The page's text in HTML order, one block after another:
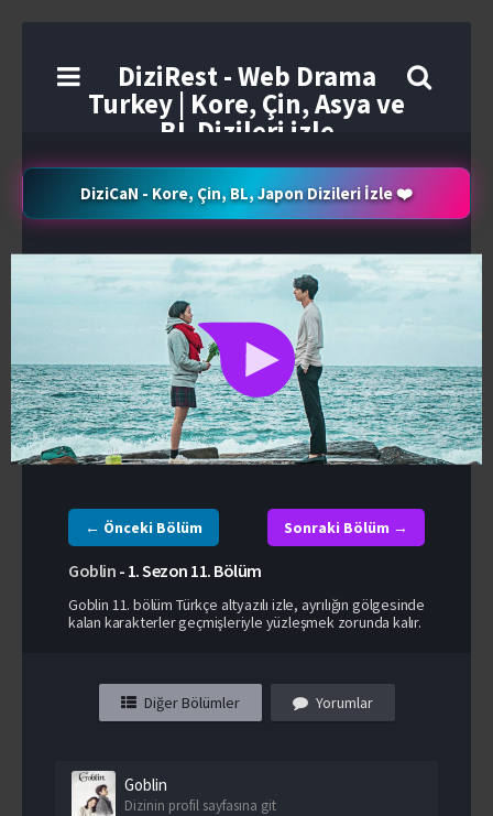
DiziRest - Web Drama
Turkey | Kore, Çin, Asya ve
BL Dizileri izle
DiziCaN - Kore, Çin, BL, Japon Dizileri İzle ❤️
← Önceki Bölüm Sonraki Bölüm →
Goblin - 1. Sezon 11. Bölüm
Goblin 11. bölüm Türkçe altyazılı izle, ayrılığın gölgesinde
kalan karakterler geçmişleriyle yüzleşmek zorunda kalır.
Diğer Bölümler Yorumlar
Goblin
Dizinin profil sayfasına git